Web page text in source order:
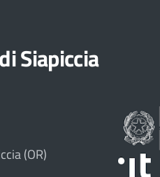
Siapiccia
(OR)